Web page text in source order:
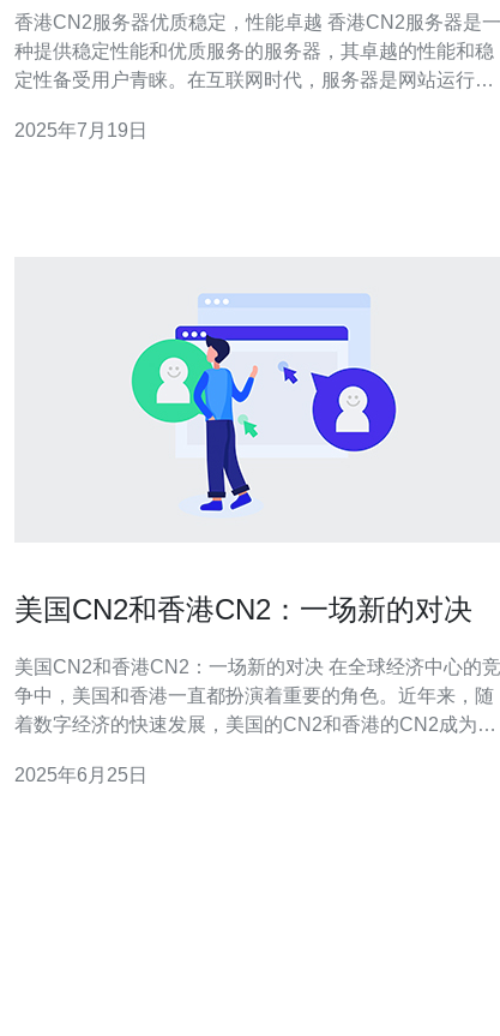
香港CN2服务器优质稳定，性能卓越 香港CN2服务器是一
种提供稳定性能和优质服务的服务器，其卓越的性能和稳
定性备受用户青睐。在互联网时代，服务器是网站运行的
香港CN2服务器以其优质稳定的性能而闻名。它采用先进
2025年7月19日
美国CN2和香港CN2：一场新的对决
美国CN2和香港CN2：一场新的对决 在全球经济中心的竞
争中，美国和香港一直都扮演着重要的角色。近年来，随
着数字经济的快速发展，美国的CN2和香港的CN2成为了
益，更涉及国家实力和未来发展方向。 美国一直是全球科
2025年6月25日